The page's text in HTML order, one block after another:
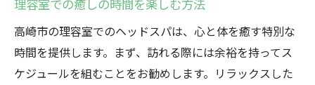
理容室での日常からのエスケープ
特別な時間を過ごすための理容室選び
心を満たす贅沢なヘッドスパ体験
理容室での癒しの時間を楽しむ方法
高崎市の理容室でのヘッドスパは、心と体を癒す特別な
時間を提供します。まず、訪れる際には余裕を持ってス
ケジュールを組むことをお勧めします。リラックスした